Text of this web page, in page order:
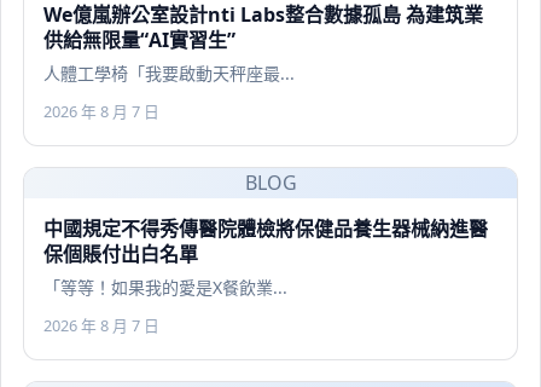
We億嵐辦公室設計nti Labs整合數據孤島 為建筑業
供給無限量“AI實習生”
人體工學椅「我要啟動天秤座最...
2026 年 8 月 7 日
BLOG
中國規定不得秀傳醫院體檢將保健品養生器械納進醫
保個賬付出白名單
「等等！如果我的愛是X餐飲業...
2026 年 8 月 7 日